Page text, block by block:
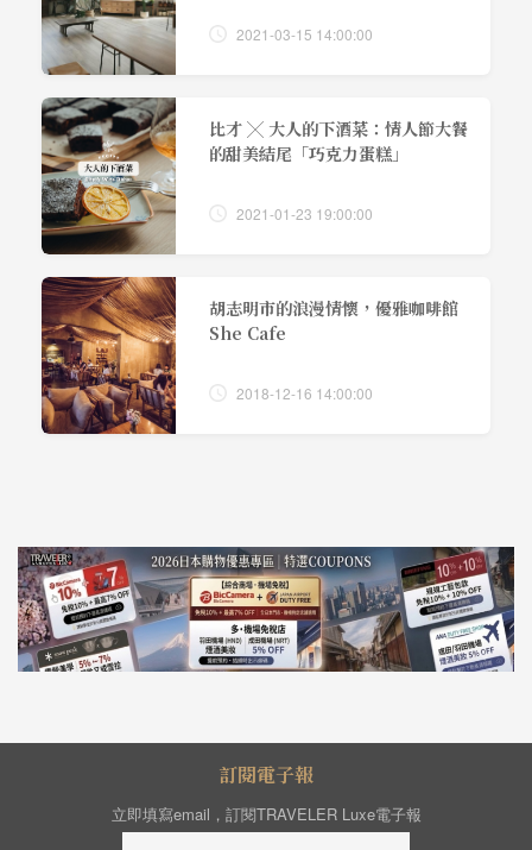
2021-03-15 14:00:00
比才 ╳ 大人的下酒菜：情人節大餐
的甜美結尾「巧克力蛋糕」
2021-01-23 19:00:00
胡志明市的浪漫情懷，優雅咖啡館
She Cafe
2018-12-16 14:00:00
訂閱電子報
立即填寫email，訂閱TRAVELER Luxe電子報